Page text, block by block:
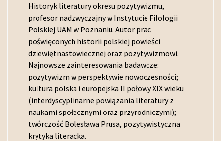
Historyk literatury okresu pozytywizmu,
profesor nadzwyczajny w Instytucie Filologii
Polskiej UAM w Poznaniu. Autor prac
poświęconych historii polskiej powieści
dziewiętnastowiecznej oraz pozytywizmowi.
Najnowsze zainteresowania badawcze:
pozytywizm w perspektywie nowoczesności;
kultura polska i europejska II połowy XIX wieku
(interdyscyplinarne powiązania literatury z
naukami społecznymi oraz przyrodniczymi);
twórczość Bolesława Prusa, pozytywistyczna
krytyka literacka.